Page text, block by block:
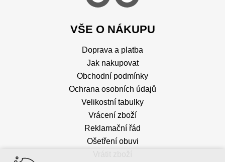
VŠE O NÁKUPU
Doprava a platba
Jak nakupovat
Obchodní podmínky
Ochrana osobních údajů
Velikostní tabulky
Vrácení zboží
Reklamační řád
Ošetření obuvi